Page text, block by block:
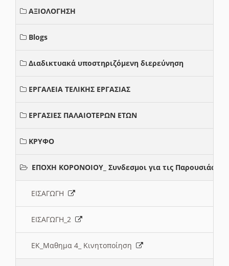
ΑΞΙΟΛΟΓΗΣΗ
Blogs
Διαδικτυακά υποστηριζόμενη διερεύνηση
ΕΡΓΑΛΕΙΑ ΤΕΛΙΚΗΣ ΕΡΓΑΣΙΑΣ
ΕΡΓΑΣΙΕΣ ΠΑΛΑΙΟΤΕΡΩΝ ΕΤΩΝ
ΚΡΥΦΟ
ΕΠΟΧΗ ΚΟΡΟΝΟΙΟΥ_ Συνδεσμοι για τις Παρουσιάσεις
ΕΙΣΑΓΩΓΗ
ΕΙΣΑΓΩΓΗ_2
ΕΚ_Μαθημα 4_ Κινητοποίηση